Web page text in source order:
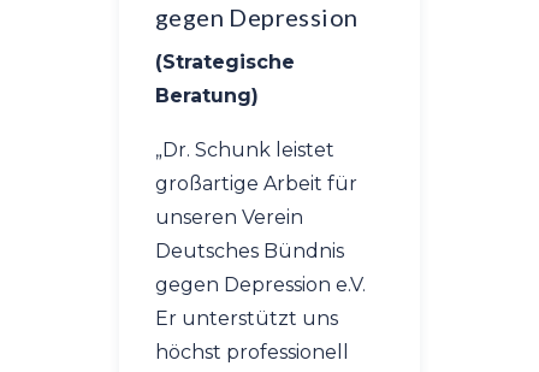
gegen Depression
(Strategische
Beratung)
„Dr. Schunk leistet
großartige Arbeit für
unseren Verein
Deutsches Bündnis
gegen Depression e.V.
Er unterstützt uns
höchst professionell